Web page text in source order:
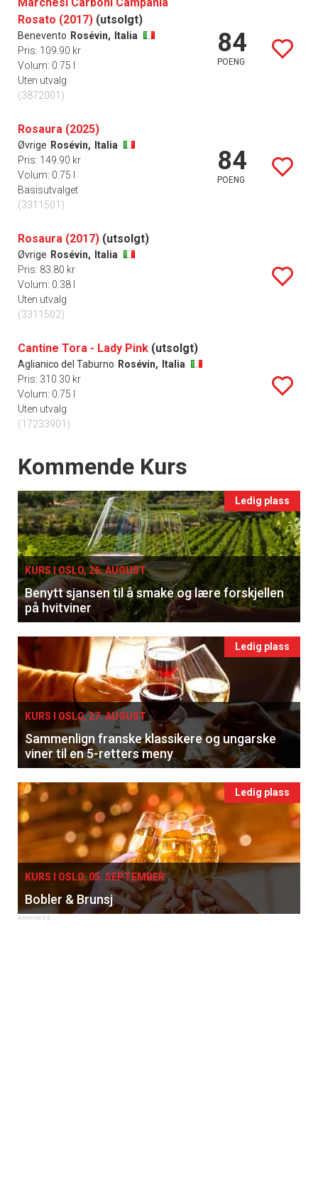
Rosato (2017) (utsolgt)
Benevento Rosévin,
Italia
Pris: 109.90 kr
Volum: 0.75 l
Uten utvalg
(3872001)
84
POENG
Rosaura (2025)
Øvrige Rosévin,
Italia
Pris: 149.90 kr
Volum: 0.75 l
Basisutvalget
(3311501)
84
POENG
Rosaura (2017) (utsolgt)
Øvrige Rosévin,
Italia
Pris: 83.80 kr
Volum: 0.38 l
Uten utvalg
(3311502)
Cantine Tora - Lady Pink (utsolgt)
Aglianico del Taburno Rosévin,
Italia
Pris: 310.30 kr
Volum: 0.75 l
Uten utvalg
(17233901)
Events
Kommende Kurs
Ledig plass
KURS I OSLO, 26. AUGUST
Benytt sjansen til å smake og lære forskjellen
på hvitviner
Ledig plass
KURS I OSLO, 27. AUGUST
Sammenlign franske klassikere og ungarske
viner til en 5-retters meny
Ledig plass
KURS I OSLO, 05. SEPTEMBER
Bobler & Brunsj